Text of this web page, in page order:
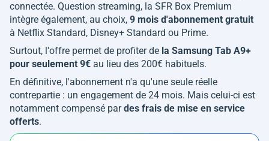
connectée. Question streaming, la SFR Box Premium
intègre également, au choix, 9 mois d'abonnement gratuit
à Netflix Standard, Disney+ Standard ou Prime.
Surtout, l'offre permet de profiter de la Samsung Tab A9+
pour seulement 9€ au lieu des 200€ habituels.
En définitive, l'abonnement n'a qu'une seule réelle
contrepartie : un engagement de 24 mois. Mais celui-ci est
notamment compensé pardes frais de mise en service
offerts.